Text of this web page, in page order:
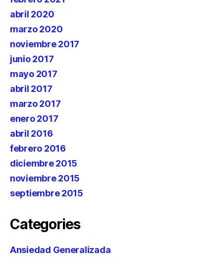
abril 2020
marzo 2020
noviembre 2017
junio 2017
mayo 2017
abril 2017
marzo 2017
enero 2017
abril 2016
febrero 2016
diciembre 2015
noviembre 2015
septiembre 2015
Categories
Ansiedad Generalizada